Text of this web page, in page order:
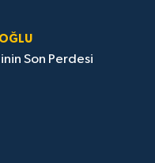
Son Perdesi